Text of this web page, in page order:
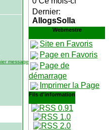
Dernier:
AllogsSolla
Webmestre
Site en Favoris
Page en Favoris
Page de
démarrage
Imprimer la Page
Fils d'information